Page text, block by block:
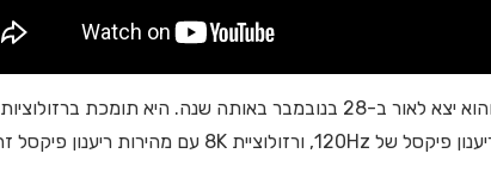
כבר ב-4 בינואר 2017 הכריזו על התקן החדש של ה-HDMI, והוא יצא לאור ב-28 בנובמבר באותה שנה. היא תומכת ברזולוציות